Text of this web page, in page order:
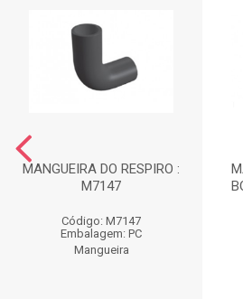
MANGUEIRA DO RESPIRO :
M7147
Código: M7147
Embalagem: PC
Mangueira